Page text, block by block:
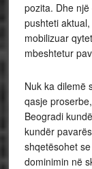
pozita. Dhe
pushteti
mobilizuar
mbeshtetur
Nuk ka dilemë
qasje
Beogradi
kundër
shqetësohet
dominimin në